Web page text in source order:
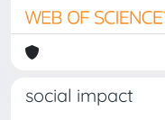
social impact